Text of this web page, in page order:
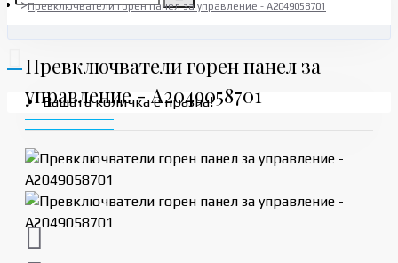
Вашата количка е празна!
Превключватели горен панел за управление - A2049058701
Превключватели горен панел за
управление - A2049058701